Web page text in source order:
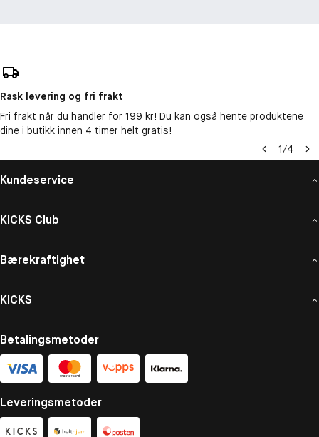
Rask levering og fri frakt
Fri frakt når du handler for 199 kr! Du kan også hente produktene
dine i butikk innen 4 timer helt gratis!
1/4
Kundeservice
KICKS Club
Bærekraftighet
KICKS
Betalingsmetoder
Leveringsmetoder